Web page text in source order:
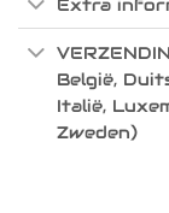
Extra
België,
Italië,
Zweden)